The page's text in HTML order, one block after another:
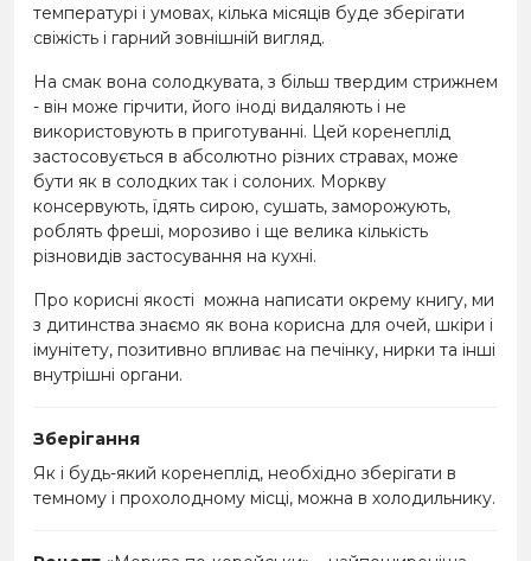
температурі і умовах, кілька місяців буде зберігати
свіжість і гарний зовнішній вигляд.
На смак вона солодкувата, з більш твердим стрижнем
- він може гірчити, його іноді видаляють і не
використовують в приготуванні. Цей коренеплід
застосовується в абсолютно різних стравах, може
бути як в солодких так і солоних. Моркву
консервують, їдять сирою, сушать, заморожують,
роблять фреші, морозиво і ще велика кількість
різновидів застосування на кухні.
Про корисні якості можна написати окрему книгу, ми
з дитинства знаємо як вона корисна для очей, шкіри і
імунітету, позитивно впливає на печінку, нирки та інші
внутрішні органи.
Зберігання
Як і будь-який коренеплід, необхідно зберігати в
темному і прохолодному місці, можна в холодильнику.